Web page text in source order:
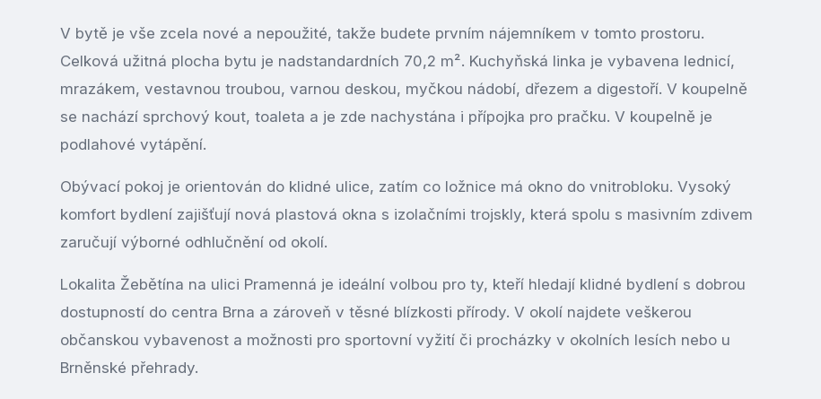
V bytě je vše zcela nové a nepoužité, takže budete prvním nájemníkem v tomto prostoru.
Celková užitná plocha bytu je nadstandardních 70,2 m². Kuchyňská linka je vybavena lednicí,
mrazákem, vestavnou troubou, varnou deskou, myčkou nádobí, dřezem a digestoří. V koupelně
se nachází sprchový kout, toaleta a je zde nachystána i přípojka pro pračku. V koupelně je
podlahové vytápění.
Obývací pokoj je orientován do klidné ulice, zatím co ložnice má okno do vnitrobloku. Vysoký
komfort bydlení zajišťují nová plastová okna s izolačními trojskly, která spolu s masivním zdivem
zaručují výborné odhlučnění od okolí.
Lokalita Žebětína na ulici Pramenná je ideální volbou pro ty, kteří hledají klidné bydlení s dobrou
dostupností do centra Brna a zároveň v těsné blízkosti přírody. V okolí najdete veškerou
občanskou vybavenost a možnosti pro sportovní vyžití či procházky v okolních lesích nebo u
Brněnské přehrady.